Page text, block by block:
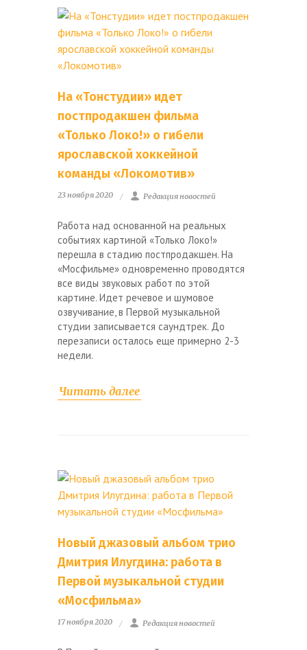
На «Тонстудии» идет
постпродакшен фильма
«Только Локо!» о гибели
ярославской хоккейной
команды «Локомотив»
23 ноября 2020 Редакция новостей
Работа над основанной на реальных
событиях картиной «Только Локо!»
перешла в стадию постпродакшен. На
«Мосфильме» одновременно проводятся
все виды звуковых работ по этой
картине. Идет речевое и шумовое
озвучивание, в Первой музыкальной
студии записывается саундтрек. До
перезаписи осталось еще примерно 2-3
недели.
Читать далее
Новый джазовый альбом трио
Дмитрия Илугдина: работа в
Первой музыкальной студии
«Мосфильма»
17 ноября 2020 Редакция новостей